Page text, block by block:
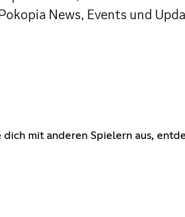
News, Events und
dich mit anderen Spielern aus,